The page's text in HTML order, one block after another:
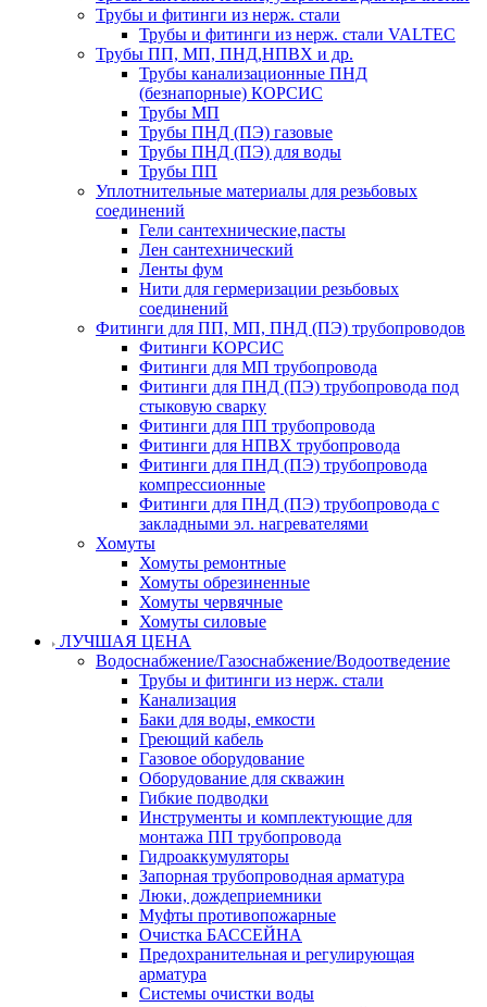
Трубы и фитинги из нерж. стали
Трубы и фитинги из нерж. стали VALTEC
Трубы ПП, МП, ПНД,НПВХ и др.
Трубы канализационные ПНД
(безнапорные) КОРСИС
Трубы МП
Трубы ПНД (ПЭ) газовые
Трубы ПНД (ПЭ) для воды
Трубы ПП
Уплотнительные материалы для резьбовых
соединений
Гели сантехнические,пасты
Лен сантехнический
Ленты фум
Нити для гермеризации резьбовых
соединений
Фитинги для ПП, МП, ПНД (ПЭ) трубопроводов
Фитинги КОРСИС
Фитинги для МП трубопровода
Фитинги для ПНД (ПЭ) трубопровода под
стыковую сварку
Фитинги для ПП трубопровода
Фитинги для НПВХ трубопровода
Фитинги для ПНД (ПЭ) трубопровода
компрессионные
Фитинги для ПНД (ПЭ) трубопровода с
закладными эл. нагревателями
Хомуты
Хомуты ремонтные
Хомуты обрезиненные
Хомуты червячные
Хомуты силовые
ЛУЧШАЯ ЦЕНА
Водоснабжение/Газоснабжение/Водоотведение
Трубы и фитинги из нерж. стали
Канализация
Баки для воды, емкости
Греющий кабель
Газовое оборудование
Оборудование для скважин
Гибкие подводки
Инструменты и комплектующие для
монтажа ПП трубопровода
Гидроаккумуляторы
Запорная трубопроводная арматура
Люки, дождеприемники
Муфты противопожарные
Очистка БАССЕЙНА
Предохранительная и регулирующая
арматура
Системы очистки воды